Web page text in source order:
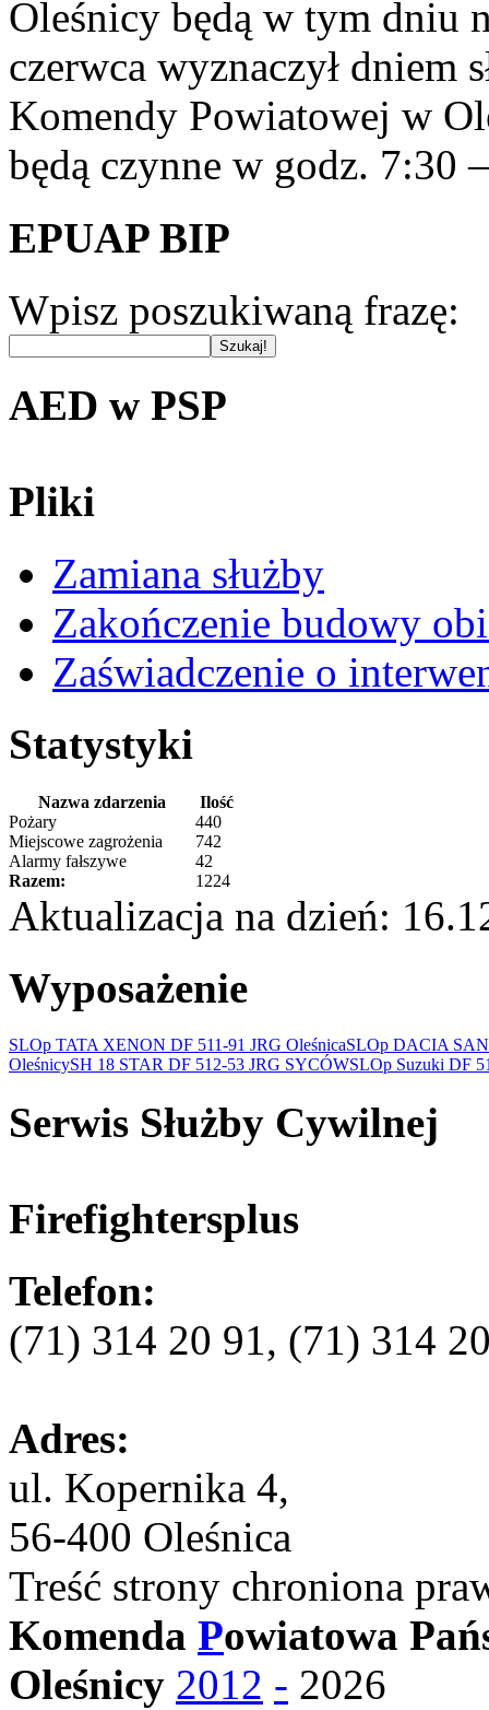
Oleśnicy będą w tym dniu
czerwca wyznaczył dniem
Komendy Powiatowej w
będą czynne w godz. 7:30
EPUAP BIP
Wpisz poszukiwaną frazę:
AED w PSP
Pliki
Zamiana służby
Zakończenie budowy
Zaświadczenie o
Statystyki
Nazwa zdarzenia
Ilość
Pożary
440
Miejscowe zagrożenia
742
Alarmy fałszywe
42
Razem:
1224
Aktualizacja na dzień:
Wyposażenie
SLOp TATA XENON DF 511-91 JRG OleśnicaSLOp DACIA
OleśnicySH 18 STAR DF 512-53 JRG SYCÓWSLOp Suzuki DF
Serwis Służby Cywilnej
Firefightersplus
Telefon:
(71) 314 20 91, (71) 314
Adres:
ul. Kopernika 4,
56-400 Oleśnica
Treść strony chroniona
Komenda Powiatowa
Oleśnicy 2012 - 2026